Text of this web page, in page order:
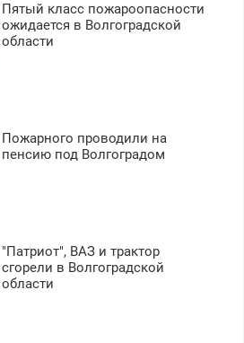
Пятый класс пожароопасности
ожидается в Волгоградской
области
Пожарного проводили на
пенсию под Волгоградом
"Патриот", ВАЗ и трактор
сгорели в Волгоградской
области